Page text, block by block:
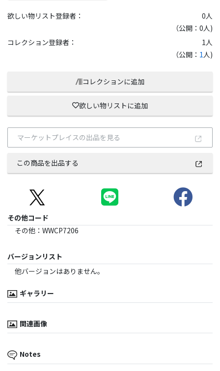
欲しい物リスト登録者： 0人
（公開：0人)
コレクション登録者：
1 人
（公開： 1人)
コレクションに追加
欲しい物リストに追加
マーケットプレイスの出品を見る
この商品を出品する
その他コード
その他 ： WWCP7206
バージョンリスト
他バージョンはありません。
ギャラリー
関連画像
Notes